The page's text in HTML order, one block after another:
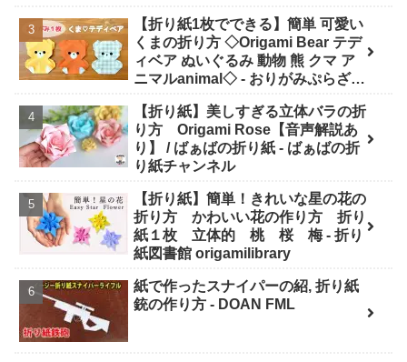
【折り紙1枚でできる】簡単 可愛い
くまの折り方 ◇Origami Bear テデ
ィベア ぬいぐるみ 動物 熊 クマ ア
ニマルanimal◇ - おりがみぷらざ
【折り紙】美しすぎる立体バラの折
り方 Origami Rose【音声解説あ
り】 / ばぁばの折り紙 - ばぁばの折
り紙チャンネル
【折り紙】簡単！きれいな星の花の
折り方 かわいい花の作り方 折り
紙１枚 立体的 桃 桜 梅 - 折り
紙図書館 origamilibrary
紙で作ったスナイパーの紹, 折り紙
銃の作り方 - DOAN FML